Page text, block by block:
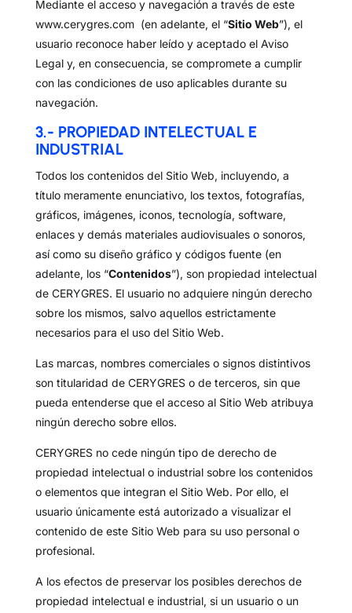
Mediante el acceso y navegación a través de este
www.cerygres.com (en adelante, el “Sitio Web”), el
usuario reconoce haber leído y aceptado el Aviso
Legal y, en consecuencia, se compromete a cumplir
con las condiciones de uso aplicables durante su
navegación.
3.- PROPIEDAD INTELECTUAL E
INDUSTRIAL
Todos los contenidos del Sitio Web, incluyendo, a
título meramente enunciativo, los textos, fotografías,
gráficos, imágenes, iconos, tecnología, software,
enlaces y demás materiales audiovisuales o sonoros,
así como su diseño gráfico y códigos fuente (en
adelante, los “Contenidos”), son propiedad intelectual
de CERYGRES. El usuario no adquiere ningún derecho
sobre los mismos, salvo aquellos estrictamente
necesarios para el uso del Sitio Web.
Las marcas, nombres comerciales o signos distintivos
son titularidad de CERYGRES o de terceros, sin que
pueda entenderse que el acceso al Sitio Web atribuya
ningún derecho sobre ellos.
CERYGRES no cede ningún tipo de derecho de
propiedad intelectual o industrial sobre los contenidos
o elementos que integran el Sitio Web. Por ello, el
usuario únicamente está autorizado a visualizar el
contenido de este Sitio Web para su uso personal o
profesional.
A los efectos de preservar los posibles derechos de
propiedad intelectual e industrial, si un usuario o un